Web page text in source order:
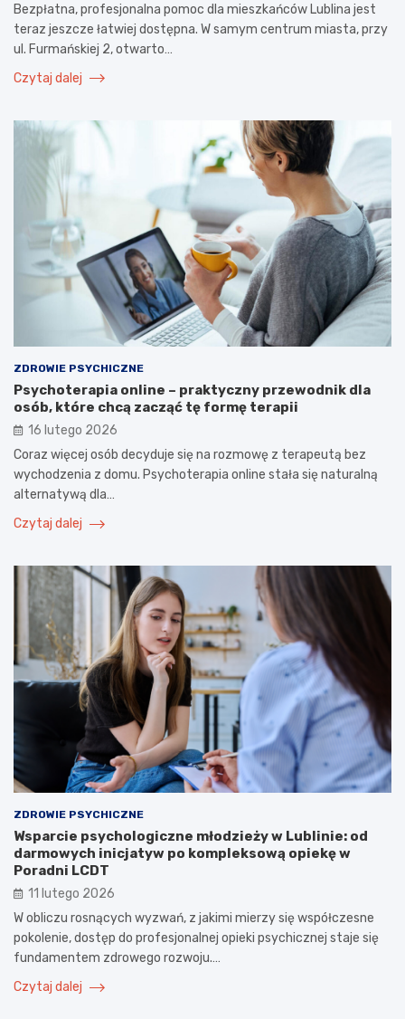
Bezpłatna, profesjonalna pomoc dla mieszkańców Lublina jest
teraz jeszcze łatwiej dostępna. W samym centrum miasta, przy
ul. Furmańskiej 2, otwarto…
Czytaj dalej
ZDROWIE PSYCHICZNE
Psychoterapia online – praktyczny przewodnik dla
osób, które chcą zacząć tę formę terapii
16 lutego 2026
Coraz więcej osób decyduje się na rozmowę z terapeutą bez
wychodzenia z domu. Psychoterapia online stała się naturalną
alternatywą dla…
Czytaj dalej
ZDROWIE PSYCHICZNE
Wsparcie psychologiczne młodzieży w Lublinie: od
darmowych inicjatyw po kompleksową opiekę w
Poradni LCDT
11 lutego 2026
W obliczu rosnących wyzwań, z jakimi mierzy się współczesne
pokolenie, dostęp do profesjonalnej opieki psychicznej staje się
fundamentem zdrowego rozwoju.…
Czytaj dalej